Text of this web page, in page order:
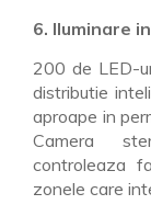
6. Iluminare
200 de LED-
distributie
aproape in
Camera
controleaza
zonele care